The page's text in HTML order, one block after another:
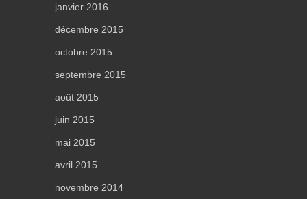
janvier 2016
décembre 2015
octobre 2015
septembre 2015
août 2015
juin 2015
mai 2015
avril 2015
novembre 2014